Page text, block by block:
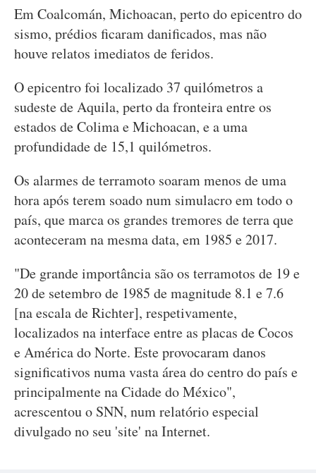
Em Coalcomán, Michoacan, perto do epicentro do
sismo, prédios ficaram danificados, mas não
houve relatos imediatos de feridos.
O epicentro foi localizado 37 quilómetros a
sudeste de Aquila, perto da fronteira entre os
estados de Colima e Michoacan, e a uma
profundidade de 15,1 quilómetros.
Os alarmes de terramoto soaram menos de uma
hora após terem soado num simulacro em todo o
país, que marca os grandes tremores de terra que
aconteceram na mesma data, em 1985 e 2017.
"De grande importância são os terramotos de 19 e
20 de setembro de 1985 de magnitude 8.1 e 7.6
[na escala de Richter], respetivamente,
localizados na interface entre as placas de Cocos
e América do Norte. Este provocaram danos
significativos numa vasta área do centro do país e
principalmente na Cidade do México",
acrescentou o SNN, num relatório especial
divulgado no seu 'site' na Internet.